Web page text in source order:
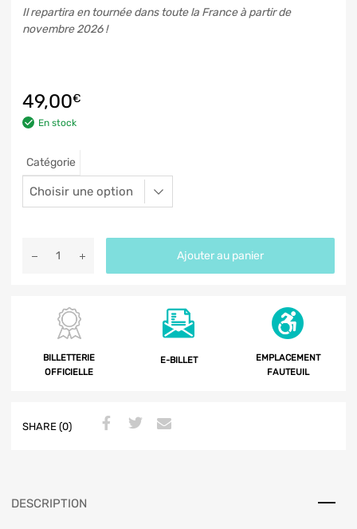
Il repartira en tournée dans toute la France à partir de
novembre 2026 !
49,00€
En stock
Catégorie
Ajouter au panier
BILLETTERIE
OFFICIELLE
E-BILLET
EMPLACEMENT
FAUTEUIL
SHARE (0)
DESCRIPTION